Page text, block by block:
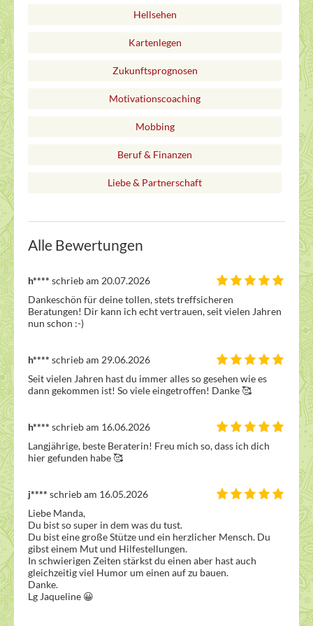
Hellsehen
Kartenlegen
Zukunftsprognosen
Motivationscoaching
Mobbing
Beruf & Finanzen
Liebe & Partnerschaft
Alle Bewertungen
h**** schrieb am 20.07.2026
Dankeschön für deine tollen, stets treffsicheren
Beratungen! Dir kann ich echt vertrauen, seit vielen Jahren
nun schon :-)
h**** schrieb am 29.06.2026
Seit vielen Jahren hast du immer alles so gesehen wie es
dann gekommen ist! So viele eingetroffen! Danke 🥰
h**** schrieb am 16.06.2026
Langjährige, beste Beraterin! Freu mich so, dass ich dich
hier gefunden habe 🥰
j**** schrieb am 16.05.2026
Liebe Manda,
Du bist so super in dem was du tust.
Du bist eine große Stütze und ein herzlicher Mensch. Du
gibst einem Mut und Hilfestellungen.
In schwierigen Zeiten stärkst du einen aber hast auch
gleichzeitig viel Humor um einen auf zu bauen.
Danke.
Lg Jaqueline 😀